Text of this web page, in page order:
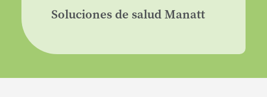
Soluciones de salud Manatt